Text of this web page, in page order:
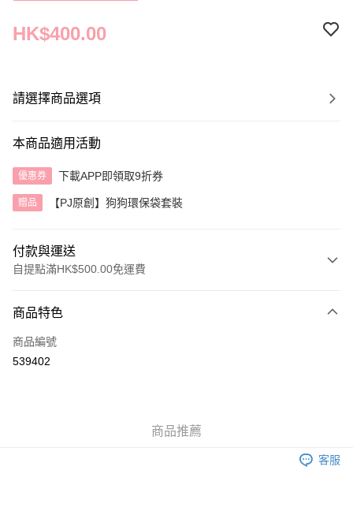
HK$400.00
請選擇商品選項
本商品適用活動
優惠券 下載APP即領取9折券
贈品 【PJ原創】狗狗環保袋套裝
付款與運送
自提點滿HK$500.00免運費
信用卡
AlipayHK
每筆HK$40.00，滿HK$500.00或以上免運費
商品特色
商品編號
539402
商品推薦
客服